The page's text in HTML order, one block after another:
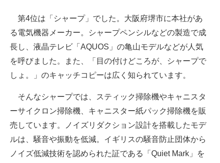
第4位は「シャープ」でした。大阪府堺市に本社があ
る電気機器メーカー。シャープペンシルなどの製造で成
長し、液晶テレビ「AQUOS」の亀山モデルなどが人気
を呼びました。また、「目の付けどころが、シャープで
しょ。」のキャッチコピーは広く知られています。
そんなシャープでは、スティック掃除機やキャニスタ
ーサイクロン掃除機、キャニスター紙パック掃除機を販
売しています。ノイズリダクション設計を搭載したモデ
ルは、騒音や振動を低減。イギリスの騒音防止団体から
ノイズ低減技術を認められた証である「Quiet Mark」を